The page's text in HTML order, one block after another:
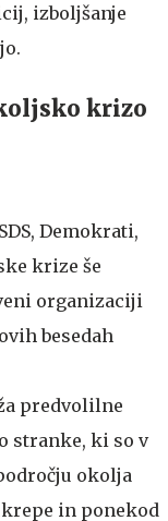
izboljšanje
krizo
Demokrati,
krize še
organizaciji
besedah
predvolilne
stranke, ki so v
okolja
in ponekod